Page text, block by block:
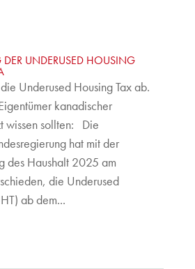
UNDERUSED HOUSING
Underused Housing Tax ab.
kanadischer
wissen sollten: Die
hat mit der
des Haushalt 2025 am
die Underused
ab dem...